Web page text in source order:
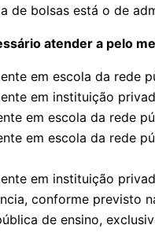
de bolsas está o de
atender a pelo
em escola da rede
em instituição
em escola da rede
em escola da rede
em instituição
conforme previsto
de ensino,